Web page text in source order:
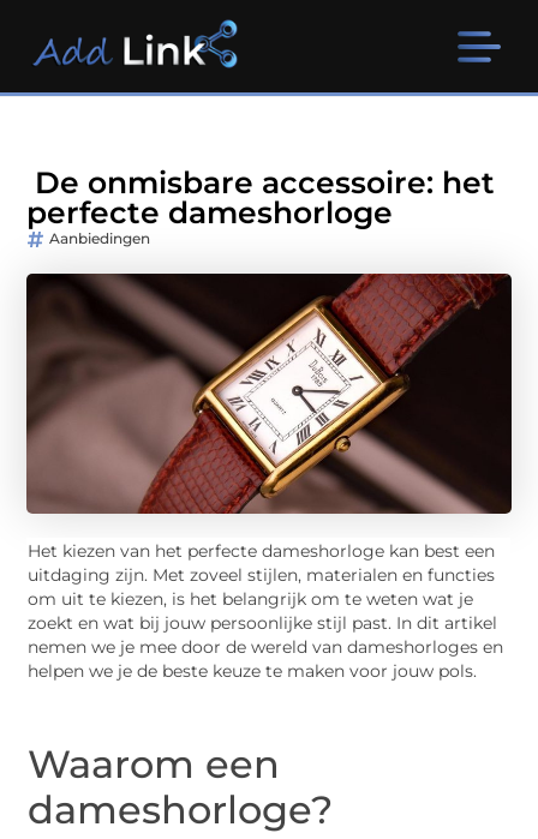
De onmisbare accessoire: het
perfecte dameshorloge
Aanbiedingen
Het kiezen van het perfecte dameshorloge kan best een
uitdaging zijn. Met zoveel stijlen, materialen en functies
om uit te kiezen, is het belangrijk om te weten wat je
zoekt en wat bij jouw persoonlijke stijl past. In dit artikel
nemen we je mee door de wereld van dameshorloges en
helpen we je de beste keuze te maken voor jouw pols.
Waarom een
dameshorloge?